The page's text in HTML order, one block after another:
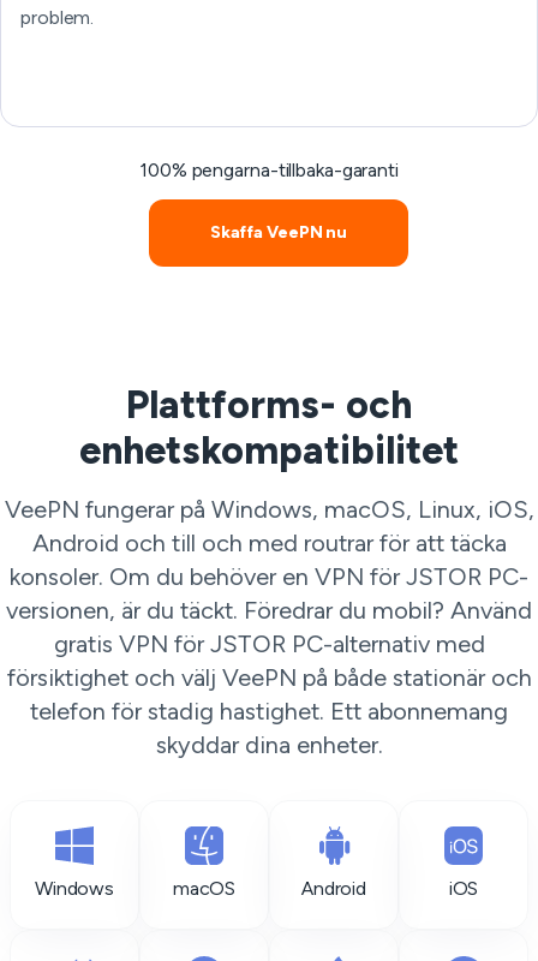
problem.
100% pengarna-tillbaka-garanti
Skaffa VeePN nu
Plattforms- och
enhetskompatibilitet
VeePN fungerar på Windows, macOS, Linux, iOS,
Android och till och med routrar för att täcka
konsoler. Om du behöver en VPN för JSTOR PC-
versionen, är du täckt. Föredrar du mobil? Använd
gratis VPN för JSTOR PC-alternativ med
försiktighet och välj VeePN på både stationär och
telefon för stadig hastighet. Ett abonnemang
skyddar dina enheter.
Windows macOS Android iOS